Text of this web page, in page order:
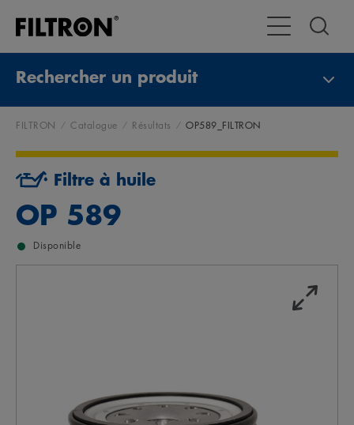
Toggle
Rechercher un produit
FILTRON Catalogue Résultats OP589_FILTRON
Filtre à huile
OP 589
Disponible